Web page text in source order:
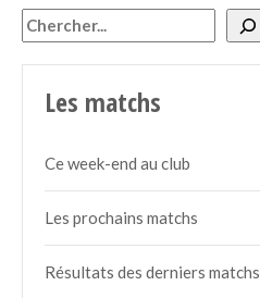
Rechercher
Les matchs
Ce week-end au club
Les prochains matchs
Résultats des derniers matchs